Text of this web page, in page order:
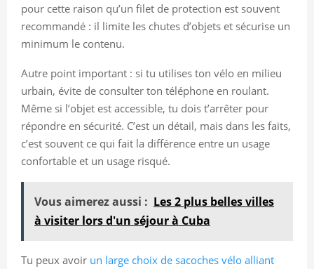
pour cette raison qu’un filet de protection est souvent
recommandé : il limite les chutes d’objets et sécurise un
minimum le contenu.
Autre point important : si tu utilises ton vélo en milieu
urbain, évite de consulter ton téléphone en roulant.
Même si l’objet est accessible, tu dois t’arrêter pour
répondre en sécurité. C’est un détail, mais dans les faits,
c’est souvent ce qui fait la différence entre un usage
confortable et un usage risqué.
Vous aimerez aussi : Les 2 plus belles villes
à visiter lors d'un séjour à Cuba
Tu peux avoir un large choix de sacoches vélo alliant